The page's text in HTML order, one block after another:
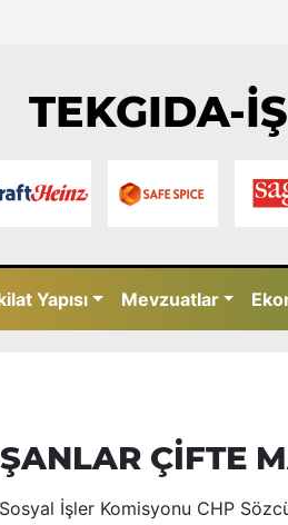
TEKGIDA-
Yapısı Mevzuatlar
ÇİFTE
İşler Komisyonu CHP